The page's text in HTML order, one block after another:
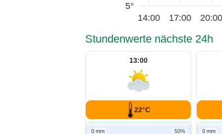
5°
14:00 17:00 20:00
Stundenwerte nächste 24h
13:00
22°C
0 mm 50% 0 mm